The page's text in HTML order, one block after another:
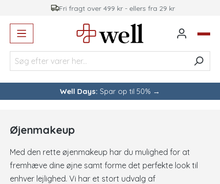
Fri fragt over 499 kr - ellers fra 29 kr
Well Days: Spar op til 50% →
Øjenmakeup
Med den rette øjenmakeup har du mulighed for at
fremhæve dine øjne samt forme det perfekte look til
enhver lejlighed. Vi har et stort udvalg af